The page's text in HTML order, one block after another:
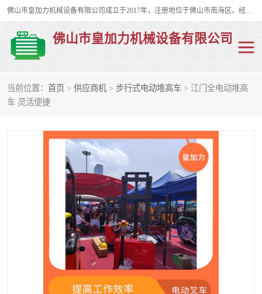
佛山市皇加力机械设备有限公司成立于2017年，注册地位于佛山市南海区。经营范围包括：其他机械设备及电子产品批发、电气设备批发、贸易代理、五金产品批发等；主要产品有：移动式登车桥、叉车装卸货平台、移动式升降机、升降货梯、油桶夹具、电动堆高车。
佛山市皇加力机械设备有限公司
当前位置： 首页 > 供应商机 > 步行式电动堆高车 > 江门全电动堆高
车 灵活便捷
移动式登车桥
步行式电动堆高车 移动登车台
叉车装卸货平台 电动搬运车
移动式升降平台 升降货梯
集装箱装柜平台 油桶夹具